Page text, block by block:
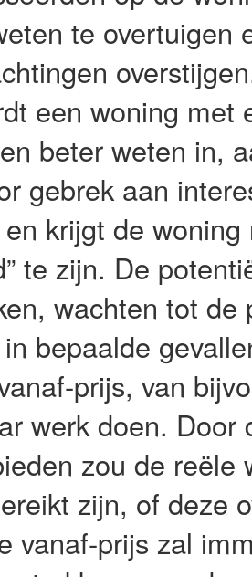
te overtuigen
een woning met
beter weten in,
gebrek aan
krijgt de
te zijn. De
wachten tot de
bepaalde
prijs, van
werk doen.
zou de reële
zijn, of deze
vanaf-prijs zal